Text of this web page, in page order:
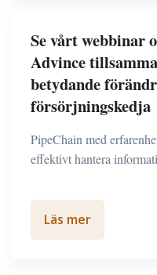
Se vårt webbinar
Advince
betydande
försörjningskedja
PipeChain med
effektivt hantera
Läs mer